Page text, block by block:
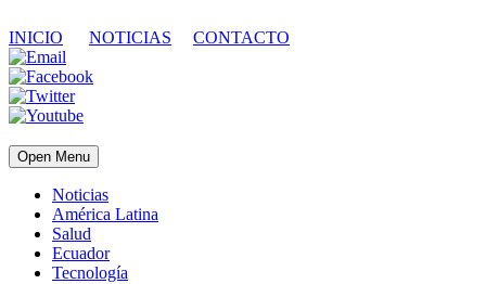
INICIO NOTICIAS CONTACTO
Open Menu
Noticias
América Latina
Salud
Ecuador
Tecnología